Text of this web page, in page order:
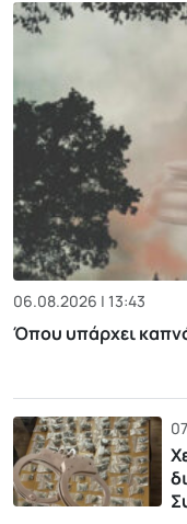
06.08.2026 | 13:43
Όπου υπάρχει